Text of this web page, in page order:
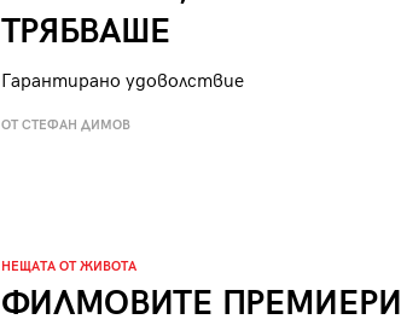
ТРЯБВАШЕ
Гарантирано удоволствие
ОТ СТЕФАН ДИМОВ
НЕЩАТА ОТ ЖИВОТА
ФИЛМОВИТЕ ПРЕМИЕРИ